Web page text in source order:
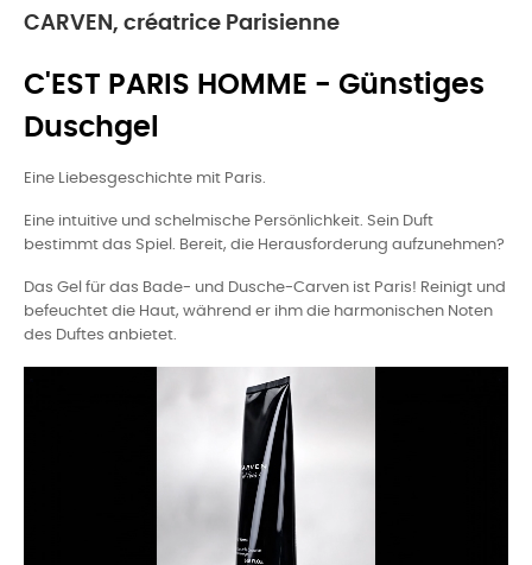
CARVEN, créatrice Parisienne
C'EST PARIS HOMME - Günstiges
Duschgel
Eine Liebesgeschichte mit Paris.
Eine intuitive und schelmische Persönlichkeit. Sein Duft
bestimmt das Spiel. Bereit, die Herausforderung aufzunehmen?
Das Gel für das Bade- und Dusche-Carven ist Paris! Reinigt und
befeuchtet die Haut, während er ihm die harmonischen Noten
des Duftes anbietet.